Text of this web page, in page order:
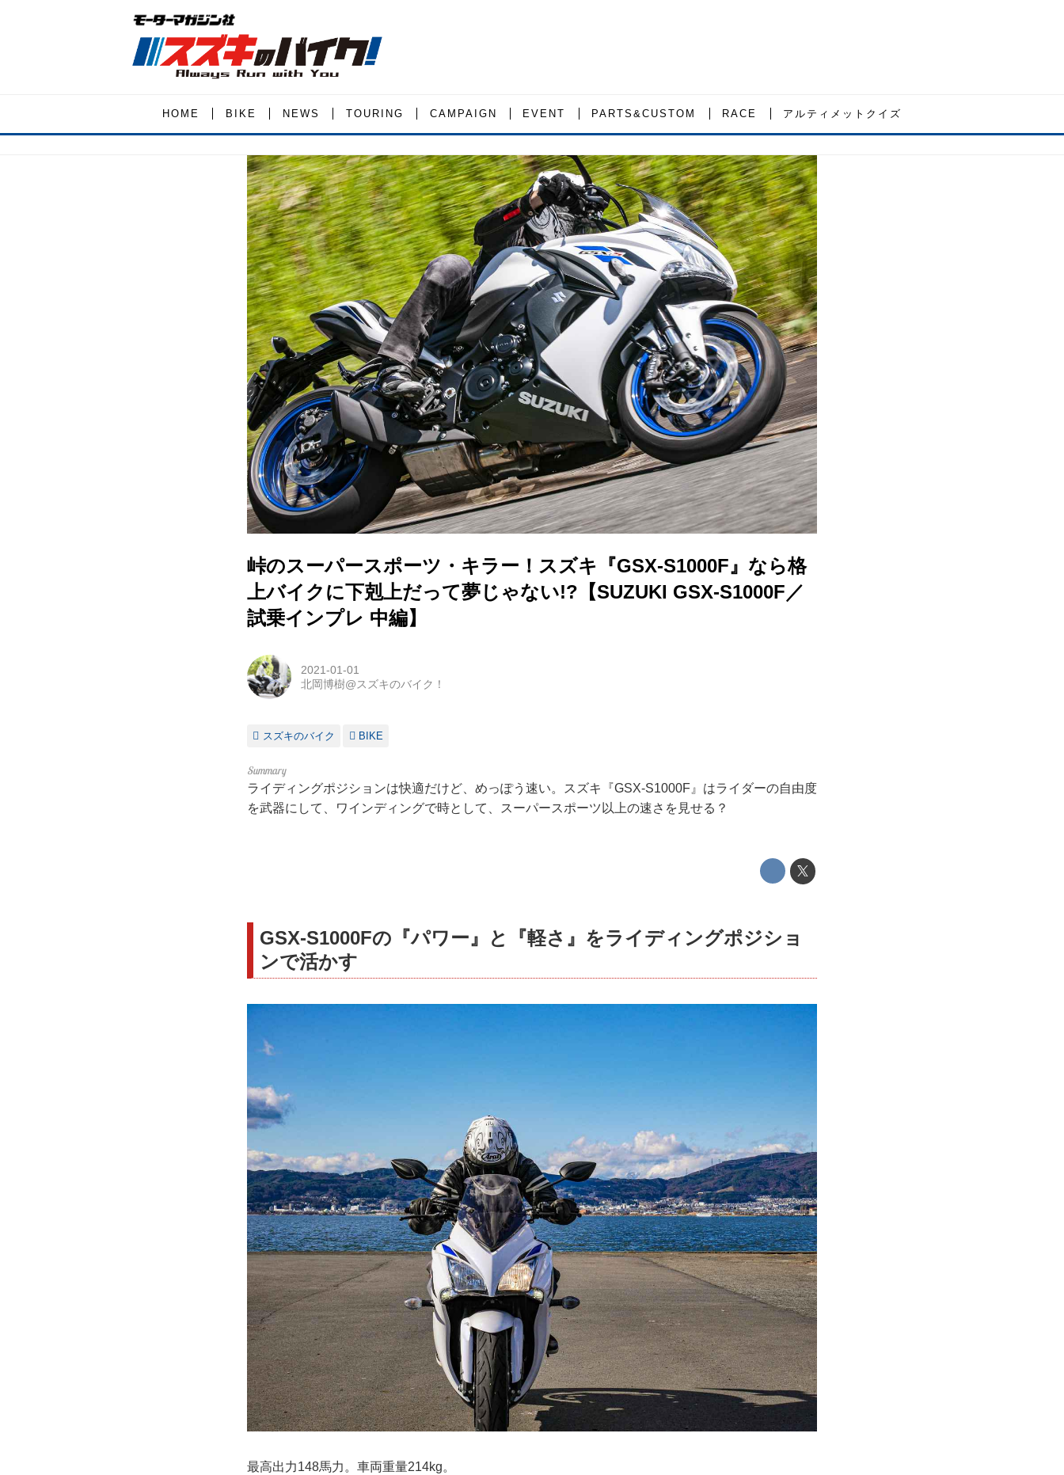
HOME BIKE NEWS TOURING CAMPAIGN EVENT PARTS&CUSTOM RACE アルティメットクイズ
峠のスーパースポーツ・キラー！スズキ『GSX-S1000F』なら格
上バイクに下剋上だって夢じゃない!?【SUZUKI GSX-S1000F／
試乗インプレ 中編】
2021-01-01
北岡博樹@スズキのバイク！
スズキのバイク BIKE
ライディングポジションは快適だけど、めっぽう速い。スズキ『GSX-S1000F』はライダーの自由度
を武器にして、ワインディングで時として、スーパースポーツ以上の速さを見せる？
GSX-S1000Fの『パワー』と『軽さ』をライディングポジショ
ンで活かす
最高出力148馬力。車両重量214kg。